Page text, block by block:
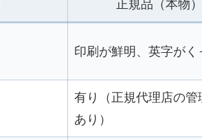
正規品（本物）
印刷が鮮明、英字がく
有り（正規代理店の管
あり）